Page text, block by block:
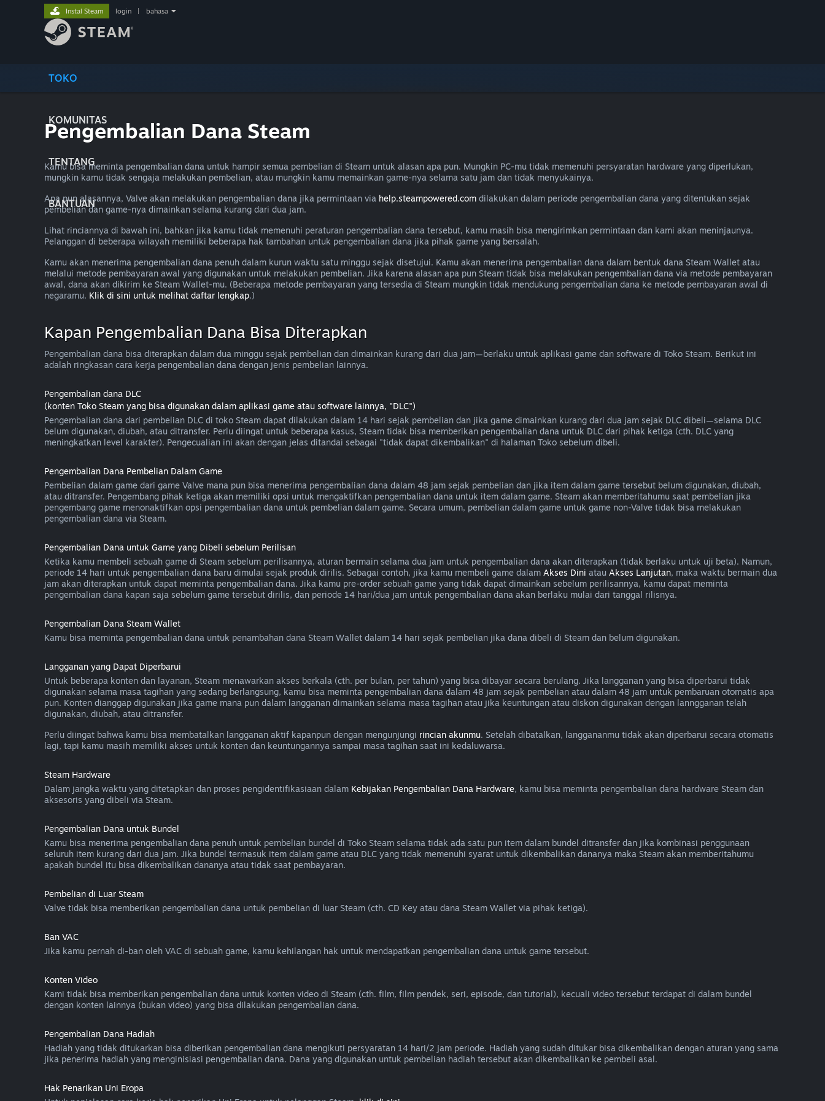
TOKO
KOMUNITAS
TENTANG
BANTUAN
Instal Steam login bahasa
Pengembalian Dana Steam
Kamu bisa meminta pengembalian dana untuk hampir semua pembelian di Steam untuk alasan apa pun. Mungkin PC-mu tidak memenuhi persyaratan hardware yang diperlukan,
mungkin kamu tidak sengaja melakukan pembelian, atau mungkin kamu memainkan game-nya selama satu jam dan tidak menyukainya.
Apa pun alasannya, Valve akan melakukan pengembalian dana jika permintaan via help.steampowered.com dilakukan dalam periode pengembalian dana yang ditentukan sejak
pembelian dan game-nya dimainkan selama kurang dari dua jam.
Lihat rinciannya di bawah ini, bahkan jika kamu tidak memenuhi peraturan pengembalian dana tersebut, kamu masih bisa mengirimkan permintaan dan kami akan meninjaunya.
Pelanggan di beberapa wilayah memiliki beberapa hak tambahan untuk pengembalian dana jika pihak game yang bersalah.
Kamu akan menerima pengembalian dana penuh dalam kurun waktu satu minggu sejak disetujui. Kamu akan menerima pengembalian dana dalam bentuk dana Steam Wallet atau
melalui metode pembayaran awal yang digunakan untuk melakukan pembelian. Jika karena alasan apa pun Steam tidak bisa melakukan pengembalian dana via metode pembayaran
awal, dana akan dikirim ke Steam Wallet-mu. (Beberapa metode pembayaran yang tersedia di Steam mungkin tidak mendukung pengembalian dana ke metode pembayaran awal di
negaramu. Klik di sini untuk melihat daftar lengkap.)
Kapan Pengembalian Dana Bisa Diterapkan
Pengembalian dana bisa diterapkan dalam dua minggu sejak pembelian dan dimainkan kurang dari dua jam—berlaku untuk aplikasi game dan software di Toko Steam. Berikut ini
adalah ringkasan cara kerja pengembalian dana dengan jenis pembelian lainnya.
Pengembalian dana DLC
(konten Toko Steam yang bisa digunakan dalam aplikasi game atau software lainnya, "DLC")
Pengembalian dana dari pembelian DLC di toko Steam dapat dilakukan dalam 14 hari sejak pembelian dan jika game dimainkan kurang dari dua jam sejak DLC dibeli—selama DLC
belum digunakan, diubah, atau ditransfer. Perlu diingat untuk beberapa kasus, Steam tidak bisa memberikan pengembalian dana untuk DLC dari pihak ketiga (cth. DLC yang
meningkatkan level karakter). Pengecualian ini akan dengan jelas ditandai sebagai "tidak dapat dikembalikan" di halaman Toko sebelum dibeli.
Pengembalian Dana Pembelian Dalam Game
Pembelian dalam game dari game Valve mana pun bisa menerima pengembalian dana dalam 48 jam sejak pembelian dan jika item dalam game tersebut belum digunakan, diubah,
atau ditransfer. Pengembang pihak ketiga akan memiliki opsi untuk mengaktifkan pengembalian dana untuk item dalam game. Steam akan memberitahumu saat pembelian jika
pengembang game menonaktifkan opsi pengembalian dana untuk pembelian dalam game. Secara umum, pembelian dalam game untuk game non-Valve tidak bisa melakukan
pengembalian dana via Steam.
Pengembalian Dana untuk Game yang Dibeli sebelum Perilisan
Ketika kamu membeli sebuah game di Steam sebelum perilisannya, aturan bermain selama dua jam untuk pengembalian dana akan diterapkan (tidak berlaku untuk uji beta). Namun,
periode 14 hari untuk pengembalian dana baru dimulai sejak produk dirilis. Sebagai contoh, jika kamu membeli game dalam Akses Dini atau Akses Lanjutan, maka waktu bermain dua
jam akan diterapkan untuk dapat meminta pengembalian dana. Jika kamu pre-order sebuah game yang tidak dapat dimainkan sebelum perilisannya, kamu dapat meminta
pengembalian dana kapan saja sebelum game tersebut dirilis, dan periode 14 hari/dua jam untuk pengembalian dana akan berlaku mulai dari tanggal rilisnya.
Pengembalian Dana Steam Wallet
Kamu bisa meminta pengembalian dana untuk penambahan dana Steam Wallet dalam 14 hari sejak pembelian jika dana dibeli di Steam dan belum digunakan.
Langganan yang Dapat Diperbarui
Untuk beberapa konten dan layanan, Steam menawarkan akses berkala (cth. per bulan, per tahun) yang bisa dibayar secara berulang. Jika langganan yang bisa diperbarui tidak
digunakan selama masa tagihan yang sedang berlangsung, kamu bisa meminta pengembalian dana dalam 48 jam sejak pembelian atau dalam 48 jam untuk pembaruan otomatis apa
pun. Konten dianggap digunakan jika game mana pun dalam langganan dimainkan selama masa tagihan atau jika keuntungan atau diskon digunakan dengan lanngganan telah
digunakan, diubah, atau ditransfer.
Perlu diingat bahwa kamu bisa membatalkan langganan aktif kapanpun dengan mengunjungi rincian akunmu. Setelah dibatalkan, langgananmu tidak akan diperbarui secara otomatis
lagi, tapi kamu masih memiliki akses untuk konten dan keuntungannya sampai masa tagihan saat ini kedaluwarsa.
Steam Hardware
Dalam jangka waktu yang ditetapkan dan proses pengidentifikasiaan dalam Kebijakan Pengembalian Dana Hardware, kamu bisa meminta pengembalian dana hardware Steam dan
aksesoris yang dibeli via Steam.
Pengembalian Dana untuk Bundel
Kamu bisa menerima pengembalian dana penuh untuk pembelian bundel di Toko Steam selama tidak ada satu pun item dalam bundel ditransfer dan jika kombinasi penggunaan
seluruh item kurang dari dua jam. Jika bundel termasuk item dalam game atau DLC yang tidak memenuhi syarat untuk dikembalikan dananya maka Steam akan memberitahumu
apakah bundel itu bisa dikembalikan dananya atau tidak saat pembayaran.
Pembelian di Luar Steam
Valve tidak bisa memberikan pengembalian dana untuk pembelian di luar Steam (cth. CD Key atau dana Steam Wallet via pihak ketiga).
Ban VAC
Jika kamu pernah di-ban oleh VAC di sebuah game, kamu kehilangan hak untuk mendapatkan pengembalian dana untuk game tersebut.
Konten Video
Kami tidak bisa memberikan pengembalian dana untuk konten video di Steam (cth. film, film pendek, seri, episode, dan tutorial), kecuali video tersebut terdapat di dalam bundel
dengan konten lainnya (bukan video) yang bisa dilakukan pengembalian dana.
Pengembalian Dana Hadiah
Hadiah yang tidak ditukarkan bisa diberikan pengembalian dana mengikuti persyaratan 14 hari/2 jam periode. Hadiah yang sudah ditukar bisa dikembalikan dengan aturan yang sama
jika penerima hadiah yang menginisiasi pengembalian dana. Dana yang digunakan untuk pembelian hadiah tersebut akan dikembalikan ke pembeli asal.
Hak Penarikan Uni Eropa